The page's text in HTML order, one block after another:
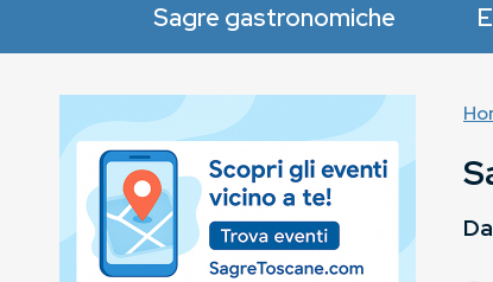
Sagre gastronomiche